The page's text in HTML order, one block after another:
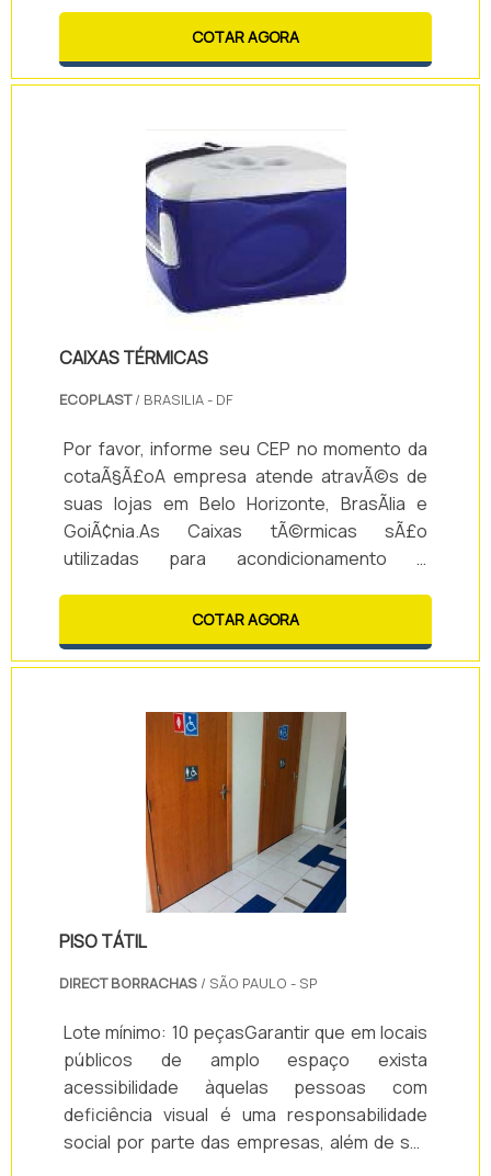
garantir a boa circulação dos veículos, de
modo a otimizar a movimentação.Vantagens
de contar com o cone sinalizador: -
Colabora para o tráfego de carros; - Otimiza
o proteção de movimentação; - Ev.
COTAR AGORA
CAIXAS TÉRMICAS
ECOPLAST/ BRASILIA - DF
Por favor, informe seu CEP no momento da
cotaÃ§Ã£oA empresa atende atravÃ©s de
suas lojas em Belo Horizonte, BrasÃ­lia e
GoiÃ¢nia.As Caixas tÃ©rmicas sÃ£o
utilizadas para acondicionamento e
condiÃ§Ãµes especiais de temperatura para
que se mantenham conservados, tais como
alimentos, bebidas, medicamentos,
vacinas etc.SÃ£o fabricadas com dupla
camada de PEAD (Polipropileno de Alta
Densidade), com preenchimento em espu.
COTAR AGORA
PISO TÁTIL
DIRECT BORRACHAS / SÃO PAULO - SP
Lote mínimo: 10 peçasGarantir que em locais
públicos de amplo espaço exista
acessibilidade àquelas pessoas com
deficiência visual é uma responsabilidade
social por parte das empresas, além de ser